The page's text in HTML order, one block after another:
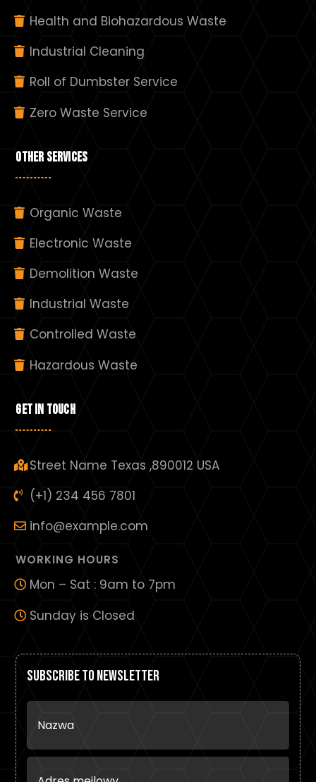
Health and Biohazardous Waste
Industrial Cleaning
Roll of Dumbster Service
Zero Waste Service
OTHER SERVICES
Organic Waste
Electronic Waste
Demolition Waste
Industrial Waste
Controlled Waste
Hazardous Waste
GET IN TOUCH
Street Name Texas ,890012 USA
(+1) 234 456 7801
info@example.com
WORKING HOURS
Mon – Sat : 9am to 7pm
Sunday is Closed
Subscribe To Newsletter